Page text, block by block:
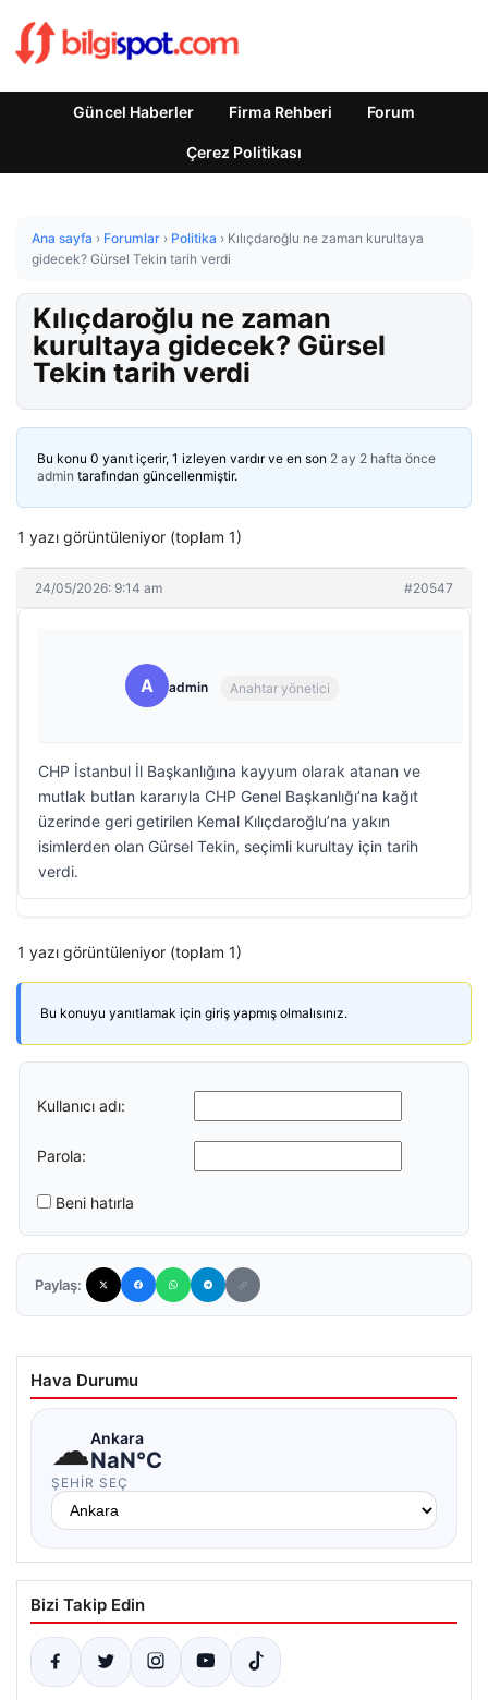
Güncel Haberler Firma Rehberi Forum
Çerez Politikası
Ana sayfa › Forumlar › Politika › Kılıçdaroğlu ne zaman kurultaya
gidecek? Gürsel Tekin tarih verdi
Kılıçdaroğlu ne zaman
kurultaya gidecek? Gürsel
Tekin tarih verdi
Bu konu 0 yanıt içerir, 1 izleyen vardır ve en son 2 ay 2 hafta önce
admin tarafından güncellenmiştir.
1 yazı görüntüleniyor (toplam 1)
24/05/2026: 9:14 am #20547
A admin Anahtar yönetici
CHP İstanbul İl Başkanlığına kayyum olarak atanan ve
mutlak butlan kararıyla CHP Genel Başkanlığı’na kağıt
üzerinde geri getirilen Kemal Kılıçdaroğlu’na yakın
isimlerden olan Gürsel Tekin, seçimli kurultay için tarih
verdi.
1 yazı görüntüleniyor (toplam 1)
Bu konuyu yanıtlamak için giriş yapmış olmalısınız.
Kullanıcı adı:
Parola:
Beni hatırla
Paylaş:
Hava Durumu
☁Ankara
NaN°C
ŞEHIR SEÇ
Bizi Takip Edin